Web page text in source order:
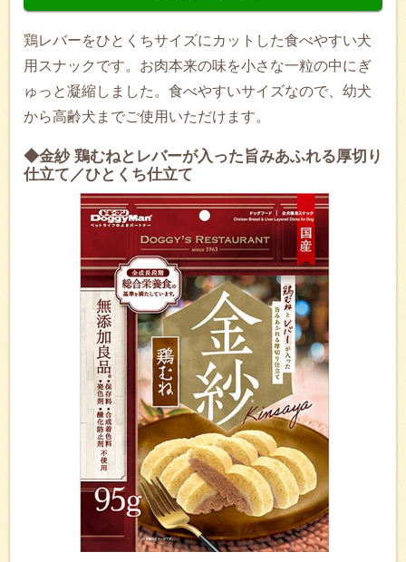
鶏レバーをひとくちサイズにカットした食べやすい犬
用スナックです。お肉本来の味を小さな一粒の中にぎ
ゅっと凝縮しました。食べやすいサイズなので、幼犬
から高齢犬までご使用いただけます。
◆金紗 鶏むねとレバーが入った旨みあふれる厚切り
仕立て／ひとくち仕立て